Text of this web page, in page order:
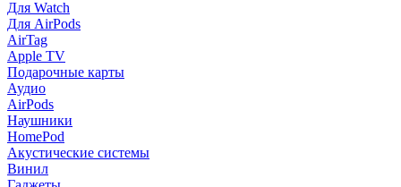
Для Watch
Для AirPods
AirTag
Apple TV
Подарочные карты
Аудио
AirPods
Наушники
HomePod
Акустические системы
Винил